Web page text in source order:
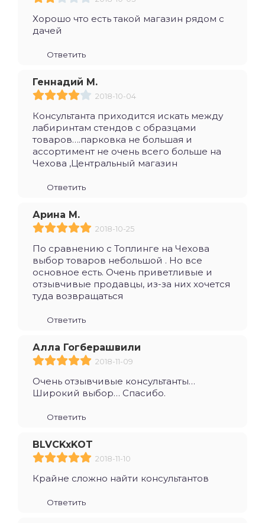
Хорошо что есть такой магазин рядом с
дачей
Ответить
Геннадий М.
2018-10-04
Консультанта приходится искать между
лабиринтам стендов с образцами
товаров….парковка не большая и
ассортимент не очень всего больше на
Чехова ,Центральный магазин
Ответить
Арина М.
2018-10-25
По сравнению с Топлинге на Чехова
выбор товаров небольшой . Но все
основное есть. Очень приветливые и
отзывчивые продавцы, из-за них хочется
туда возвращаться
Ответить
Алла Гогберашвили
2018-11-09
Очень отзывчивые консультанты…
Широкий выбор… Спасибо.
Ответить
BLVCKxKOT
2018-11-10
Крайне сложно найти консультантов
Ответить